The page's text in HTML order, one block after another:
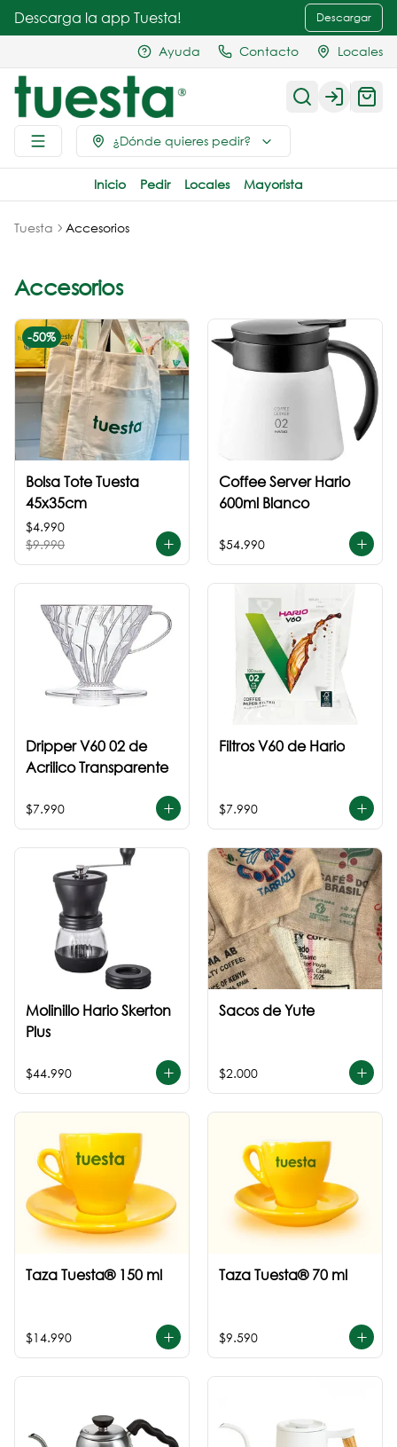
Descarga la app Tuesta! Descargar
Ayuda Contacto Locales
Login
¿Dónde quieres pedir?
Inicio Pedir Locales Mayorista
Tuesta Accesorios
Accesorios
-50%
Bolsa Tote Tuesta
45x35cm
$4.990
$9.990
Coffee Server Hario
600ml Blanco
$54.990
Dripper V60 02 de
Acrilico Transparente
$7.990
Filtros V60 de Hario
$7.990
Molinillo Hario Skerton
Plus
$44.990
Sacos de Yute
$2.000
Taza Tuesta® 150 ml
$14.990
Taza Tuesta® 70 ml
$9.590